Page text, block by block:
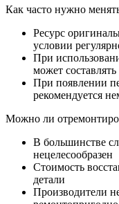
Как часто нужно
Ресурс
условии
При
может составлять
При появлении
рекомендуется
Можно ли
В большинстве
нецелесообразен
Стоимость
детали
Производители